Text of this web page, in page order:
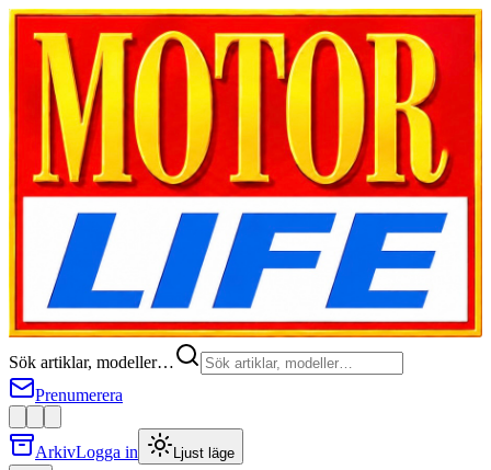
Sök artiklar, modeller…
Prenumerera
ArkivLogga in Ljust läge